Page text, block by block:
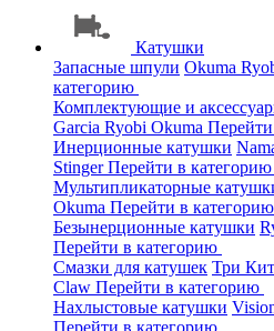
Катушки
Запасные шпули Okuma
категорию
Комплектующие и
Garcia Ryobi Okuma
Инерционные катушки
StingerПерейти в категорию
Мультипликаторные
Okuma Перейти в категорию
Безынерционные катушки
Перейти в категорию
Смазки для катушек Три
Claw Перейти в категорию
Нахлыстовые катушки
Перейти в категорию